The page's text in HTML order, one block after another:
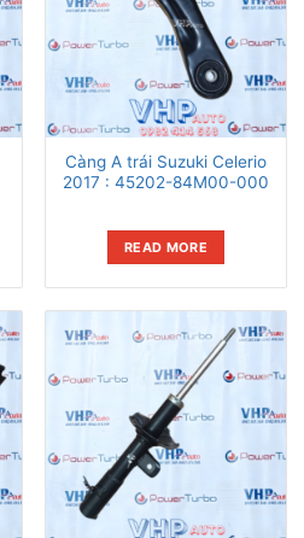
Càng A trái Suzuki Celerio
2017 : 45202-84M00-000
READ MORE